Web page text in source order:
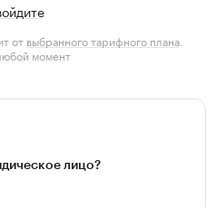
от выбранного тарифного плана.
момент
лицо?